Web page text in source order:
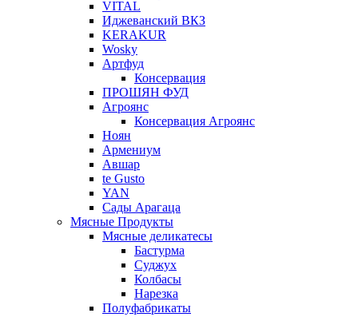
VITAL
Иджеванский ВКЗ
KERAKUR
Wosky
Артфуд
Консервация
ПРОШЯН ФУД
Агроянс
Консервация Агроянс
Ноян
Армениум
Авшар
te Gusto
YAN
Сады Арагаца
Мясные Продукты
Мясные деликатесы
Бастурма
Суджух
Колбасы
Нарезка
Полуфабрикаты